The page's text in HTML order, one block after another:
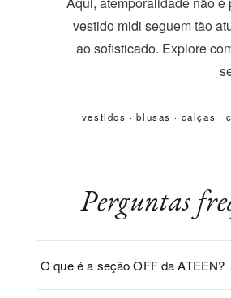
vestido midi seguem tão
ao sofisticado. Explore
vestidos · blusas · calças ·
Perguntas
O que é a seção OFF da ATEEN?